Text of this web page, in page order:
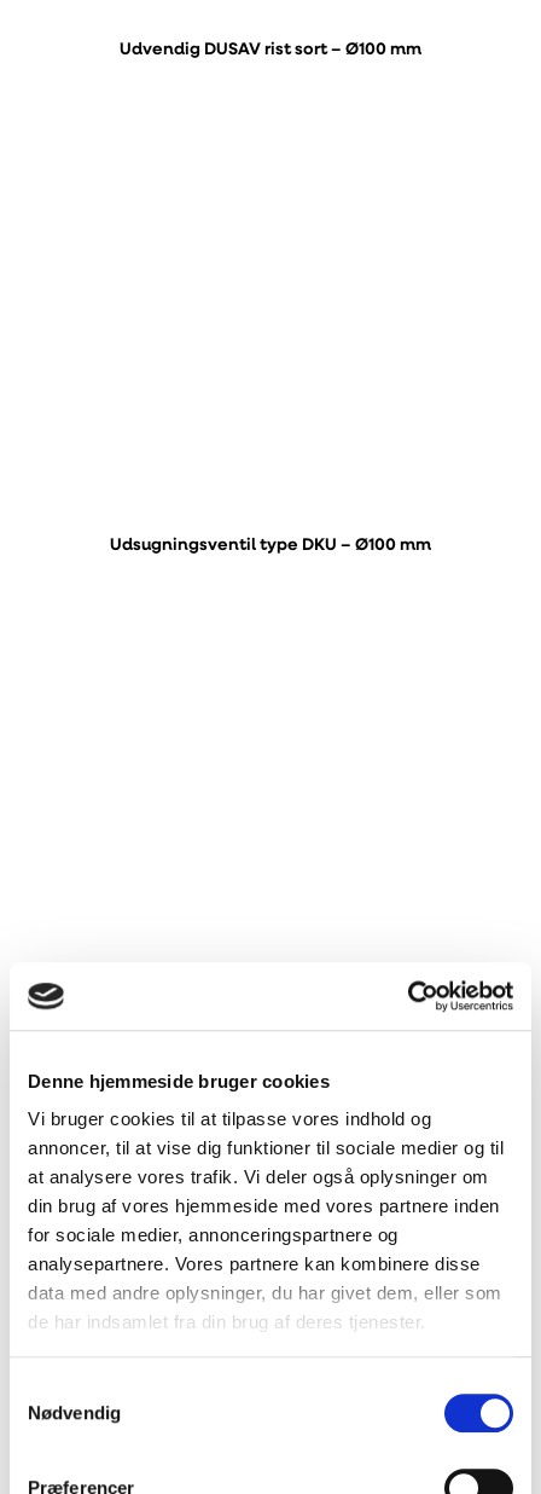
Denne hjemmeside bruger cookies
Vi bruger cookies til at tilpasse vores indhold og
annoncer, til at vise dig funktioner til sociale medier og til
at analysere vores trafik. Vi deler også oplysninger om
din brug af vores hjemmeside med vores partnere inden
for sociale medier, annonceringspartnere og
analysepartnere. Vores partnere kan kombinere disse
data med andre oplysninger, du har givet dem, eller som
de har indsamlet fra din brug af deres tjenester.
Nødvendig
Præferencer
Udvendig DUSAV rist sort – Ø100 mm
Udsugningsventil type DKU – Ø100 mm